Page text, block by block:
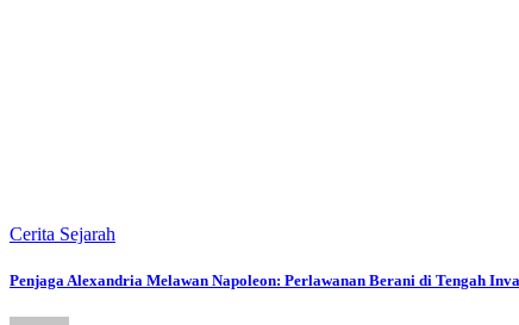
Cerita Sejarah
Penjaga Alexandria Melawan Napoleon: Perlawanan Berani di Tengah